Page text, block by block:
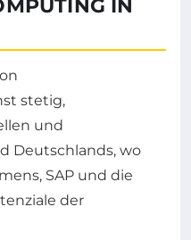
IN
stetig,
und
Deutschlands, wo
SAP und die
der